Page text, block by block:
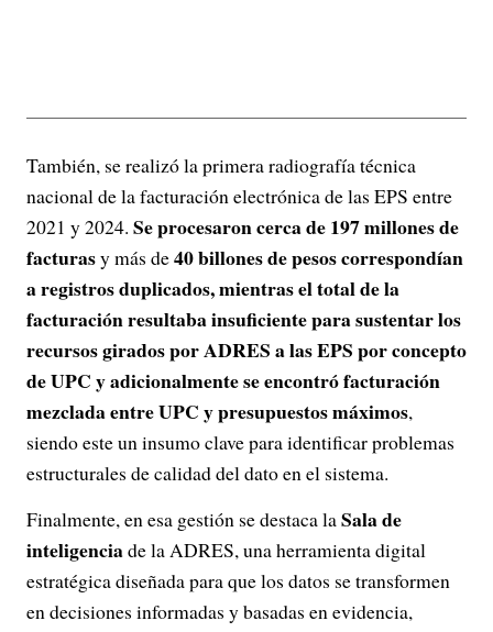
También, se realizó la primera radiografía técnica
nacional de la facturación electrónica de las EPS entre
2021 y 2024. Se procesaron cerca de 197 millones de
facturasy más de40 billones de pesos correspondían
a registros duplicados, mientras el total de la
facturación resultaba insuficiente para sustentar los
recursos girados por ADRES a las EPS por concepto
de UPC y adicionalmente se encontró facturación
mezclada entre UPC y presupuestos máximos,
siendo este un insumo clave para identificar problemas
estructurales de calidad del dato en el sistema.
Finalmente, en esa gestión se destaca laSala de
inteligenciade la ADRES, una herramienta digital
estratégica diseñada para que los datos se transformen
en decisiones informadas y basadas en evidencia,